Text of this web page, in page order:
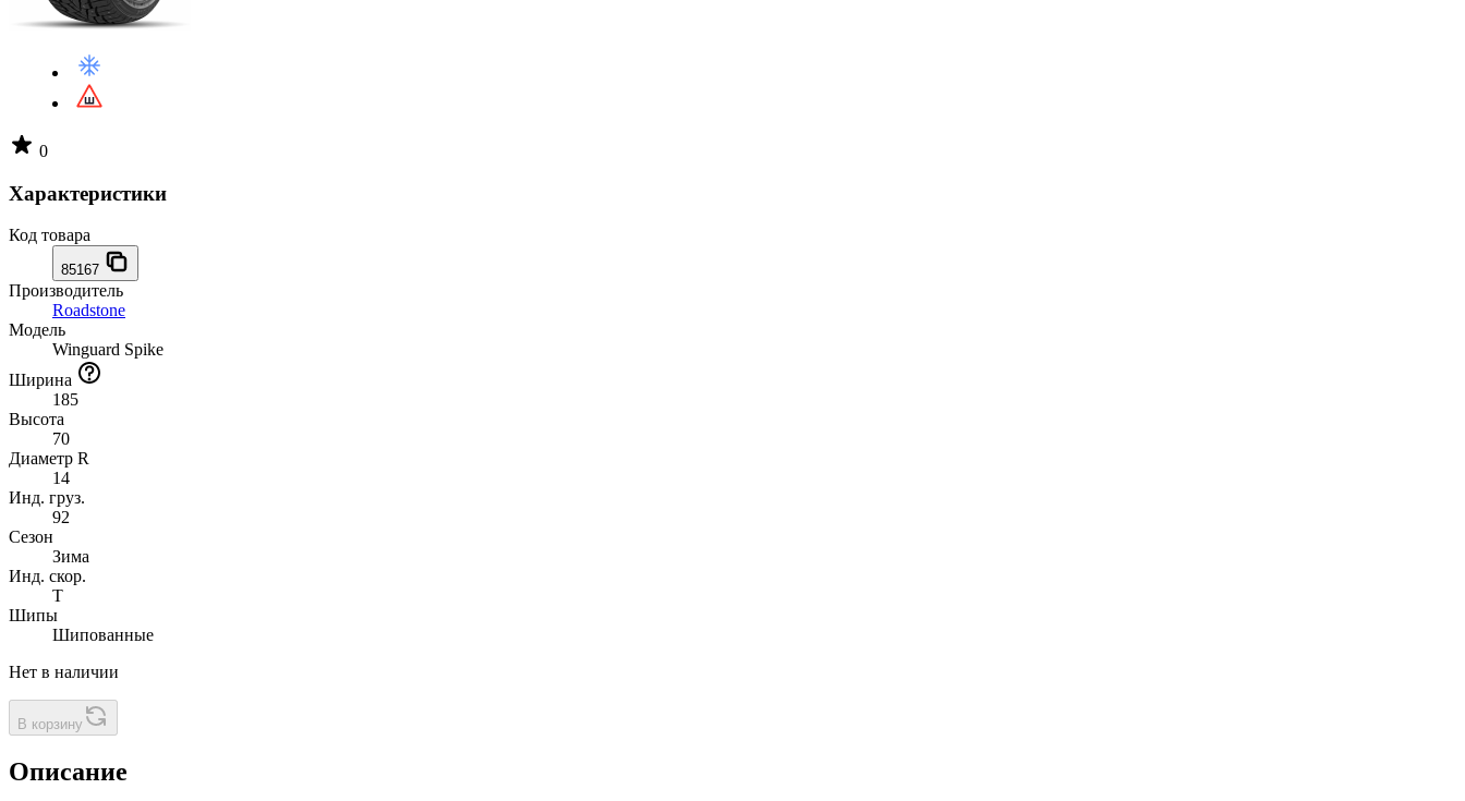
0
Характеристики
Код товара
85167
Производитель
Roadstone
Модель
Winguard Spike
Ширина
185
Высота
70
Диаметр R
14
Инд. груз.
92
Сезон
Зима
Инд. скор.
T
Шипы
Шипованные
Нет в наличии
В корзину
Описание